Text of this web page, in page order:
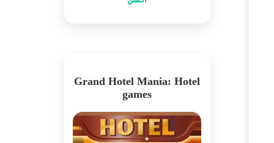
Grand Hotel Mania: Hotel
games